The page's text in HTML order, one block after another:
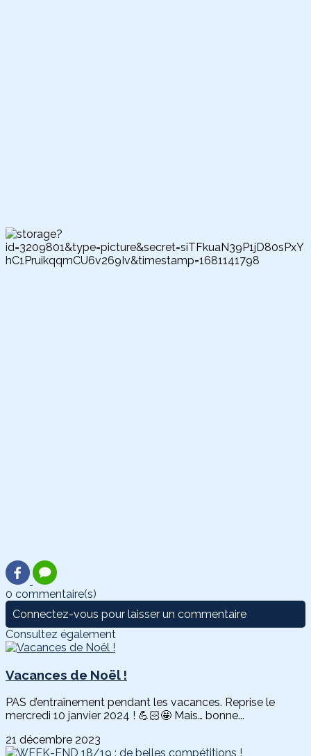
0 commentaire(s)
Connectez-vous pour laisser un commentaire
Consultez également
Vacances de Noël !
PAS d’entraînement pendant les vacances. Reprise le
mercredi 10 janvier 2024 ! 💪🏻🤩 Mais… bonne...
21 décembre 2023